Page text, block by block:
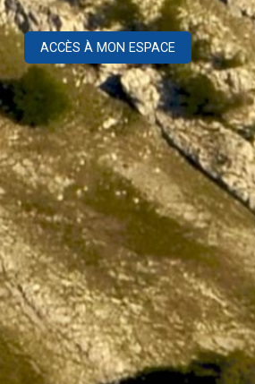
ACCÈS À MON ESPACE